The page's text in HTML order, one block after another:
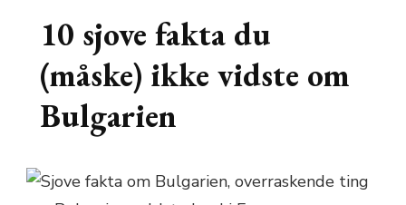
10 sjove fakta du
(måske) ikke vidste om
Bulgarien